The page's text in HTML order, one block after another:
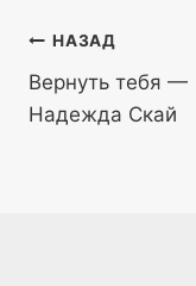
Навигация
по
записям
НАЗАД
Вернуть тебя —
Надежда Скай